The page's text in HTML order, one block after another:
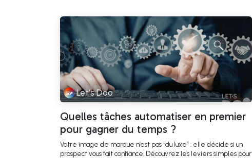
Let’s Doo
Quelles tâches automatiser en premier
pour gagner du temps ?
Votre image de marque n’est pas “du luxe” : elle décide si un
prospect vous fait confiance. Découvrez les leviers simples pour